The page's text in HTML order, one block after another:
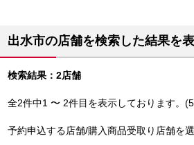
出水市の店舗を検索した結果を
検索結果：2店舗
全2件中1 〜 2件目を表示しております。
予約申込する店舗/購入商品受取り店舗を